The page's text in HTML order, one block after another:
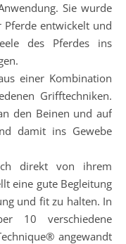
Sie wurde
Pferde entwickelt und
des Pferdes ins
einer Kombination
Grifftechniken.
den Beinen und auf
damit ins Gewebe
direkt von ihrem
eine gute Begleitung
und fit zu halten. In
10 verschiedene
angewandt